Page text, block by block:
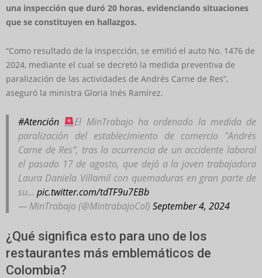
una inspección que duró 20 horas, evidenciando situaciones
que se constituyen en hallazgos.
“Como resultado de la inspección, se emitió el auto No. 1476 de
2024, mediante el cual se decretó la medida preventiva de
paralización de las actividades de Andrés Carne de Res”,
aseguró la ministra Gloria Inés Ramírez.
#Atención
El MinTrabajo ha ordenado la medida de
paralización del establecimiento de comercio "Andrés
Carne de Res", tras la ocurrencia de un accidente laboral
el pasado 17 de agosto, que dejó a la joven trabajadora
Laura Daniela Villamil con quemaduras en gran parte de
su… pic.twitter.com/tdTF9u7EBb
— MinTrabajo (@MintrabajoCol) September 4, 2024
¿Qué significa esto para uno de los
restaurantes más emblemáticos de
Colombia?